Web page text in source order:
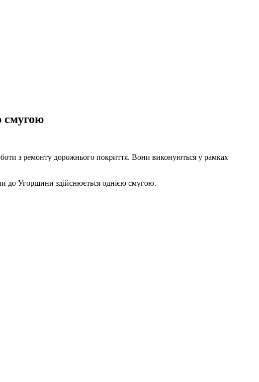
смугою
з ремонту дорожнього покриття. Вони виконуються у рамках
до Угорщини здійснюється однією смугою.